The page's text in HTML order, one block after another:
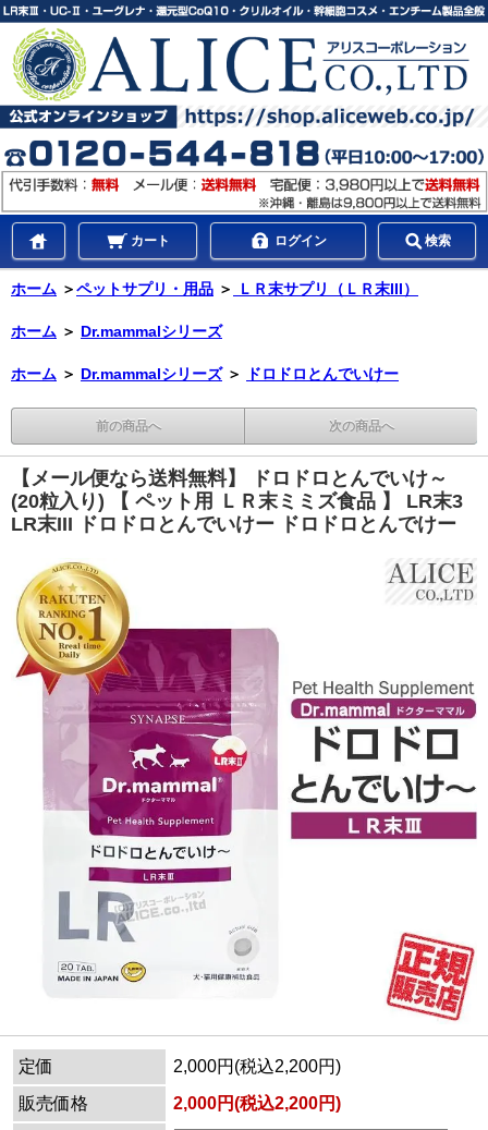
カート ログイン 検索
ホーム ＞ペットサプリ・用品 ＞ ＬＲ末サプリ（ＬＲ末III）
ホーム ＞ Dr.mammalシリーズ
ホーム ＞ Dr.mammalシリーズ ＞ ドロドロとんでいけー
前の商品へ 次の商品へ
【メール便なら送料無料】 ドロドロとんでいけ～
(20粒入り) 【 ペット用 ＬＲ末ミミズ食品 】 LR末3
LR末III ドロドロとんでいけー ドロドロとんでけー
定価
2,000円(税込2,200円)
販売価格
2,000円(税込2,200円)